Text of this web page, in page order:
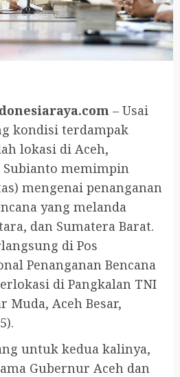
– Usai
kondisi terdampak
lokasi di Aceh,
Subianto memimpin
mengenai penanganan
yang melanda
dan Sumatera Barat.
di Pos
Penanganan Bencana
di Pangkalan TNI
Muda, Aceh Besar,
untuk kedua kalinya,
Gubernur Aceh dan